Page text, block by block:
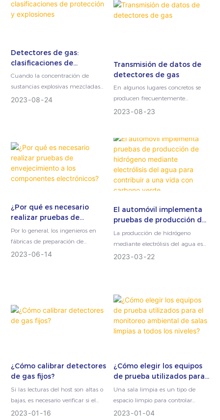
Detectores de gas:
clasificaciones de
protección y explosiones
Cuando la concentración de
sustancias explosivas mezcladas
con oxígeno esté dentro del límite
2023 08 24
Transmisión de datos de
detectores de gas
En algunos lugares concretos se
producen frecuentemente
emisiones de gases, como en las
químicas, de gas municipal,...
2023 08 23
¿Por qué es necesario
realizar pruebas de
envejecimiento a los
componentes
Por lo general, los ingenieros en
fábricas de preparación de
componentes electrónicos o de
2023 06 14
El automóvil implementa
pruebas de producción de
hidrógeno mediante
electrólisis del agua para
carbono verde.
La producción de hidrógeno
mediante electrólisis del agua es
un método más conveniente. Al
2023 03 22
¿Cómo calibrar detectores
de gas fijos?
Si las lecturas del host son altas o
bajas, es necesario verificar si el
valor mostrado por el instrumento
2023 01 16
¿Cómo elegir los equipos
de prueba utilizados para
el monitoreo ambiental de
salas limpias a todos los
Una sala limpia es un tipo de
espacio limpio para controlar
diversos factores ambientales para
2023 01 04